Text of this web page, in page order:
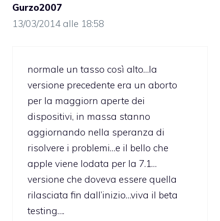
Gurzo2007
13/03/2014 alle 18:58
normale un tasso così alto…la
versione precedente era un aborto
per la maggiorn aperte dei
dispositivi, in massa stanno
aggiornando nella speranza di
risolvere i problemi…e il bello che
apple viene lodata per la 7.1…
versione che doveva essere quella
rilasciata fin dall’inizio…viva il beta
testing….